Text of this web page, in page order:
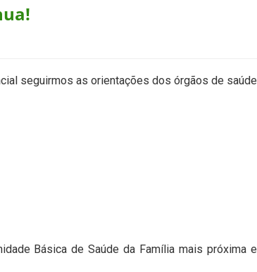
seguirmos as orientações dos órgãos de saúde
Básica de Saúde da Família mais próxima e